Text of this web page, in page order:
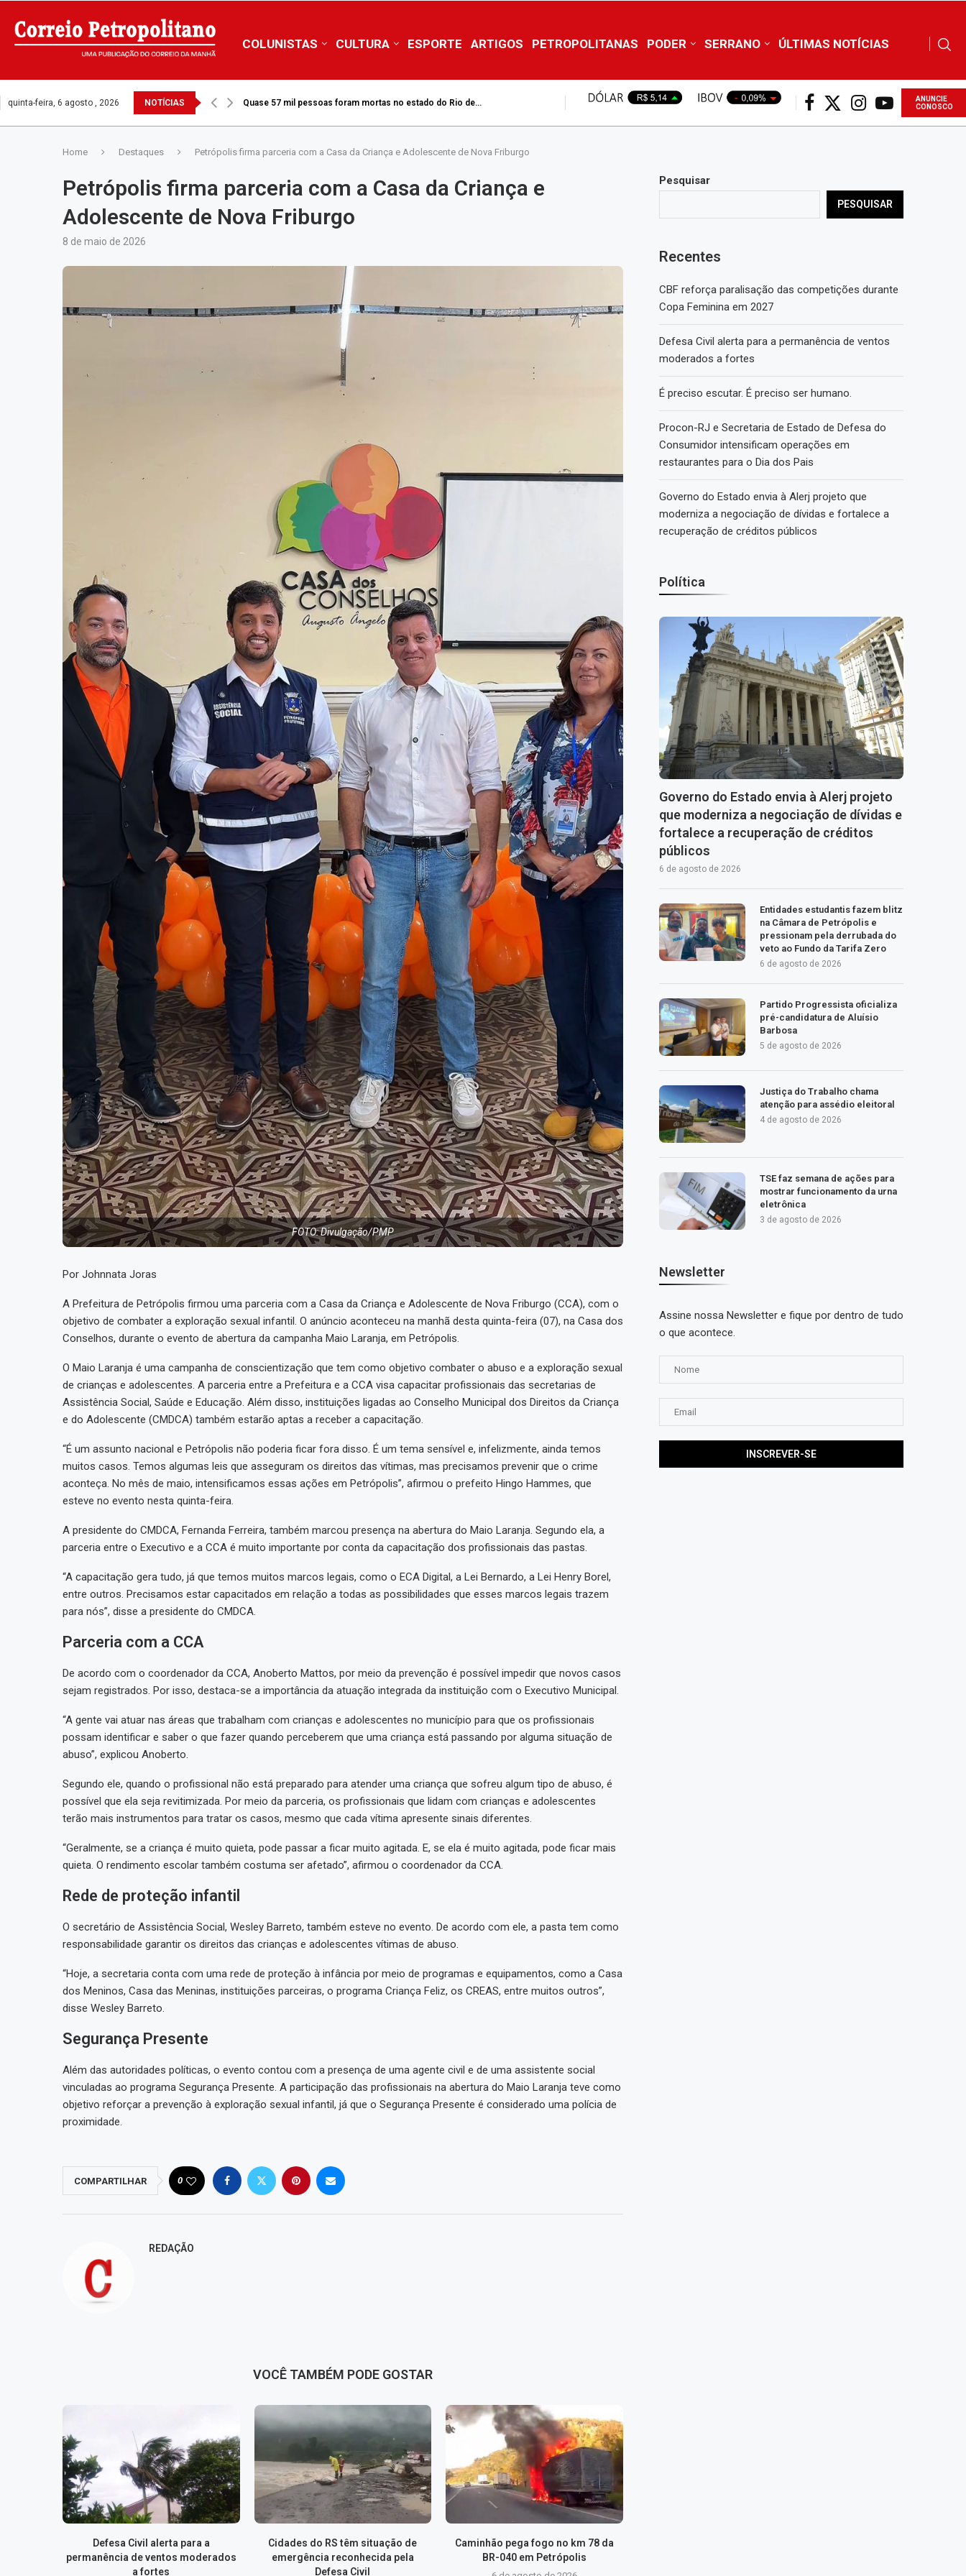
COLUNISTAS CULTURA ESPORTE ARTIGOS PETROPOLITANAS PODER SERRANO ÚLTIMAS NOTÍCIAS
quinta-feira, 6 agosto , 2026 NOTÍCIAS Quase 57 mil pessoas foram mortas no estado do Rio de...
Área devastada por incêndio sobe para 45 hectares no Pico da...
ANUNCIE
CONOSCO
Home Destaques Petrópolis firma parceria com a Casa da Criança e Adolescente de Nova Friburgo
Petrópolis firma parceria com a Casa da Criança e
Adolescente de Nova Friburgo
8 de maio de 2026
FOTO: Divulgação/PMP
Por Johnnata Joras
A Prefeitura de Petrópolis firmou uma parceria com a Casa da Criança e Adolescente de Nova Friburgo (CCA), com o
objetivo de combater a exploração sexual infantil. O anúncio aconteceu na manhã desta quinta-feira (07), na Casa dos
Conselhos, durante o evento de abertura da campanha Maio Laranja, em Petrópolis.
O Maio Laranja é uma campanha de conscientização que tem como objetivo combater o abuso e a exploração sexual
de crianças e adolescentes. A parceria entre a Prefeitura e a CCA visa capacitar profissionais das secretarias de
Assistência Social, Saúde e Educação. Além disso, instituições ligadas ao Conselho Municipal dos Direitos da Criança
e do Adolescente (CMDCA) também estarão aptas a receber a capacitação.
“É um assunto nacional e Petrópolis não poderia ficar fora disso. É um tema sensível e, infelizmente, ainda temos
muitos casos. Temos algumas leis que asseguram os direitos das vítimas, mas precisamos prevenir que o crime
aconteça. No mês de maio, intensificamos essas ações em Petrópolis”, afirmou o prefeito Hingo Hammes, que
esteve no evento nesta quinta-feira.
A presidente do CMDCA, Fernanda Ferreira, também marcou presença na abertura do Maio Laranja. Segundo ela, a
parceria entre o Executivo e a CCA é muito importante por conta da capacitação dos profissionais das pastas.
“A capacitação gera tudo, já que temos muitos marcos legais, como o ECA Digital, a Lei Bernardo, a Lei Henry Borel,
entre outros. Precisamos estar capacitados em relação a todas as possibilidades que esses marcos legais trazem
para nós”, disse a presidente do CMDCA.
Parceria com a CCA
De acordo com o coordenador da CCA, Anoberto Mattos, por meio da prevenção é possível impedir que novos casos
sejam registrados. Por isso, destaca-se a importância da atuação integrada da instituição com o Executivo Municipal.
“A gente vai atuar nas áreas que trabalham com crianças e adolescentes no município para que os profissionais
possam identificar e saber o que fazer quando perceberem que uma criança está passando por alguma situação de
abuso”, explicou Anoberto.
Segundo ele, quando o profissional não está preparado para atender uma criança que sofreu algum tipo de abuso, é
possível que ela seja revitimizada. Por meio da parceria, os profissionais que lidam com crianças e adolescentes
terão mais instrumentos para tratar os casos, mesmo que cada vítima apresente sinais diferentes.
“Geralmente, se a criança é muito quieta, pode passar a ficar muito agitada. E, se ela é muito agitada, pode ficar mais
quieta. O rendimento escolar também costuma ser afetado”, afirmou o coordenador da CCA.
Rede de proteção infantil
O secretário de Assistência Social, Wesley Barreto, também esteve no evento. De acordo com ele, a pasta tem como
responsabilidade garantir os direitos das crianças e adolescentes vítimas de abuso.
“Hoje, a secretaria conta com uma rede de proteção à infância por meio de programas e equipamentos, como a Casa
dos Meninos, Casa das Meninas, instituições parceiras, o programa Criança Feliz, os CREAS, entre muitos outros”,
disse Wesley Barreto.
Segurança Presente
Além das autoridades políticas, o evento contou com a presença de uma agente civil e de uma assistente social
vinculadas ao programa Segurança Presente. A participação das profissionais na abertura do Maio Laranja teve como
objetivo reforçar a prevenção à exploração sexual infantil, já que o Segurança Presente é considerado uma polícia de
proximidade.
COMPARTILHAR 0
REDAÇÃO
VOCÊ TAMBÉM PODE GOSTAR
Defesa Civil alerta para a
permanência de ventos moderados
a fortes
Cidades do RS têm situação de
emergência reconhecida pela
Defesa Civil
Caminhão pega fogo no km 78 da
BR-040 em Petrópolis
Pesquisar
PESQUISAR
Recentes
CBF reforça paralisação das competições durante
Copa Feminina em 2027
Defesa Civil alerta para a permanência de ventos
moderados a fortes
É preciso escutar. É preciso ser humano.
Procon-RJ e Secretaria de Estado de Defesa do
Consumidor intensificam operações em
restaurantes para o Dia dos Pais
Governo do Estado envia à Alerj projeto que
moderniza a negociação de dívidas e fortalece a
recuperação de créditos públicos
Política
Governo do Estado envia à Alerj projeto
que moderniza a negociação de dívidas e
fortalece a recuperação de créditos
públicos
6 de agosto de 2026
Entidades estudantis fazem blitz
na Câmara de Petrópolis e
pressionam pela derrubada do
veto ao Fundo da Tarifa Zero
6 de agosto de 2026
Partido Progressista oficializa
pré-candidatura de Aluísio
Barbosa
5 de agosto de 2026
Justiça do Trabalho chama
atenção para assédio eleitoral
4 de agosto de 2026
TSE faz semana de ações para
mostrar funcionamento da urna
eletrônica
3 de agosto de 2026
Newsletter
Assine nossa Newsletter e fique por dentro de tudo
o que acontece.